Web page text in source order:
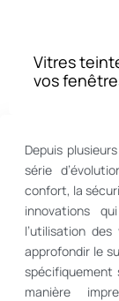
Depuis
série
confort, la
innovations
l’utilisation
approfondir le
spécifiquement
manière
Vitres
vos